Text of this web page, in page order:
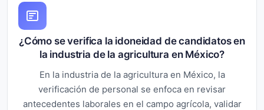
¿Cómo se verifica la idoneidad de candidatos en
la industria de la agricultura en México?
En la industria de la agricultura en México, la
verificación de personal se enfoca en revisar
antecedentes laborales en el campo agrícola, validar